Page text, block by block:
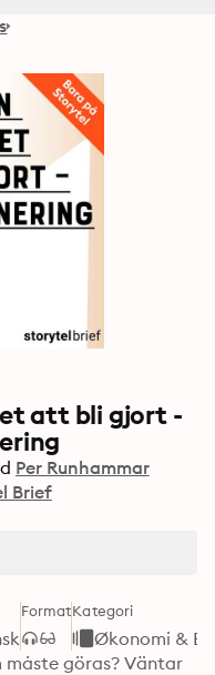
att bli gjort -
Per Runhammar
Brief
FormatKategori
Økonomi &
göras? Väntar